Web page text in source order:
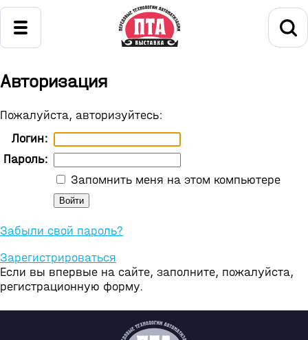
Авторизация
Пожалуйста, авторизуйтесь:
Логин:
Пароль:
Запомнить меня на этом компьютере
Забыли свой пароль?
Зарегистрироваться
Если вы впервые на сайте, заполните, пожалуйста,
регистрационную форму.